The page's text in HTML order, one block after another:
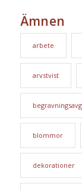
Ämnen
arbete
arvstvist
blommor
dekorationer